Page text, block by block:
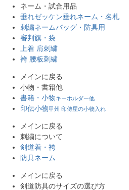
ネーム・試合用品
垂れゼッケン垂れネーム・名札
刺繍ネームバッグ・防具用
審判旗・袋
上着 肩刺繍
袴 腰板刺繍
メインに戻る
小物・書籍他
書籍・小物キーホルダー他
印伝小物甲州 印傳屋の小物入れ
メインに戻る
刺繍について
剣道着・袴
防具ネーム
メインに戻る
剣道防具のサイズの選び方